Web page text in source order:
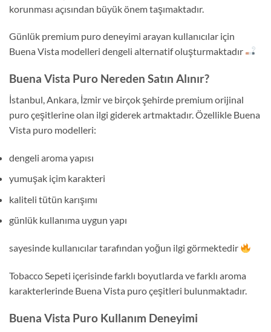
korunması açısından büyük önem taşımaktadır.
Günlük premium puro deneyimi arayan kullanıcılar için
Buena Vista modelleri dengeli alternatif oluşturmaktadır
Buena Vista Puro Nereden Satın Alınır?
İstanbul, Ankara, İzmir ve birçok şehirde premium orijinal
puro çeşitlerine olan ilgi giderek artmaktadır. Özellikle Buena
Vista puro modelleri:
dengeli aroma yapısı
yumuşak içim karakteri
kaliteli tütün karışımı
günlük kullanıma uygun yapı
sayesinde kullanıcılar tarafından yoğun ilgi görmektedir
Tobacco Sepeti içerisinde farklı boyutlarda ve farklı aroma
karakterlerinde Buena Vista puro çeşitleri bulunmaktadır.
Buena Vista Puro Kullanım Deneyimi